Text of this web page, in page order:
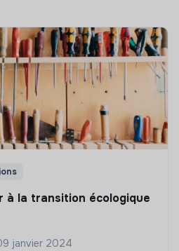
à la transition écologique
janvier 2024